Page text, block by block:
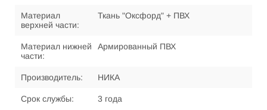
Материал
верхней части:
Ткань "Оксфорд" + ПВХ
Материал нижней
части:
Армированный ПВХ
Производитель: НИКА
Срок службы: 3 года